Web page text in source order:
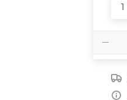
1